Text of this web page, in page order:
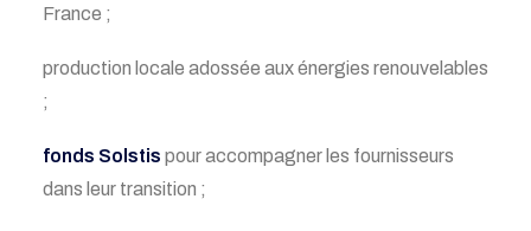
France ;
production locale adossée aux énergies renouvelables
;
fonds Solstis pour accompagner les fournisseurs
dans leur transition ;